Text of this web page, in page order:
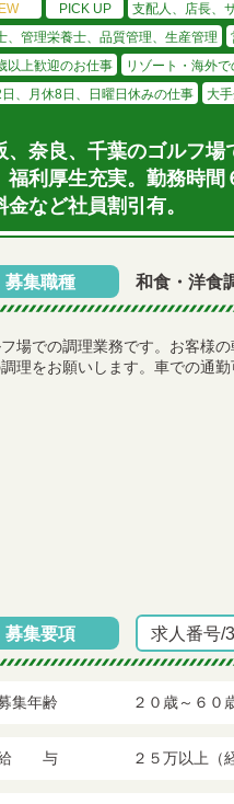
PICK UP
支配人、店長、
、管理栄養士、品質管理、生産管理
以上歓迎のお仕事
リゾート・海外で
、月休8日、日曜日休みの仕事
大
、奈良、千葉のゴルフ
福利厚生充実。勤務時
金など社員割引有。
募集職種 和食・洋食
場での調理業務です。お客様
理をお願いします。車での通勤
募集要項 求人番号/
集年齢 ２０歳～６０
与 ２５万以上（